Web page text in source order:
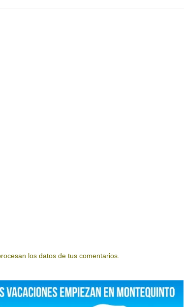
los datos de tus comentarios.